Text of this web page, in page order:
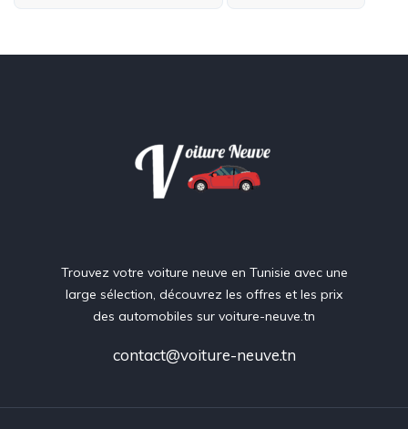
Trouvez votre voiture neuve en Tunisie avec une
large sélection, découvrez les offres et les prix
des automobiles sur voiture-neuve.tn
contact@voiture-neuve.tn